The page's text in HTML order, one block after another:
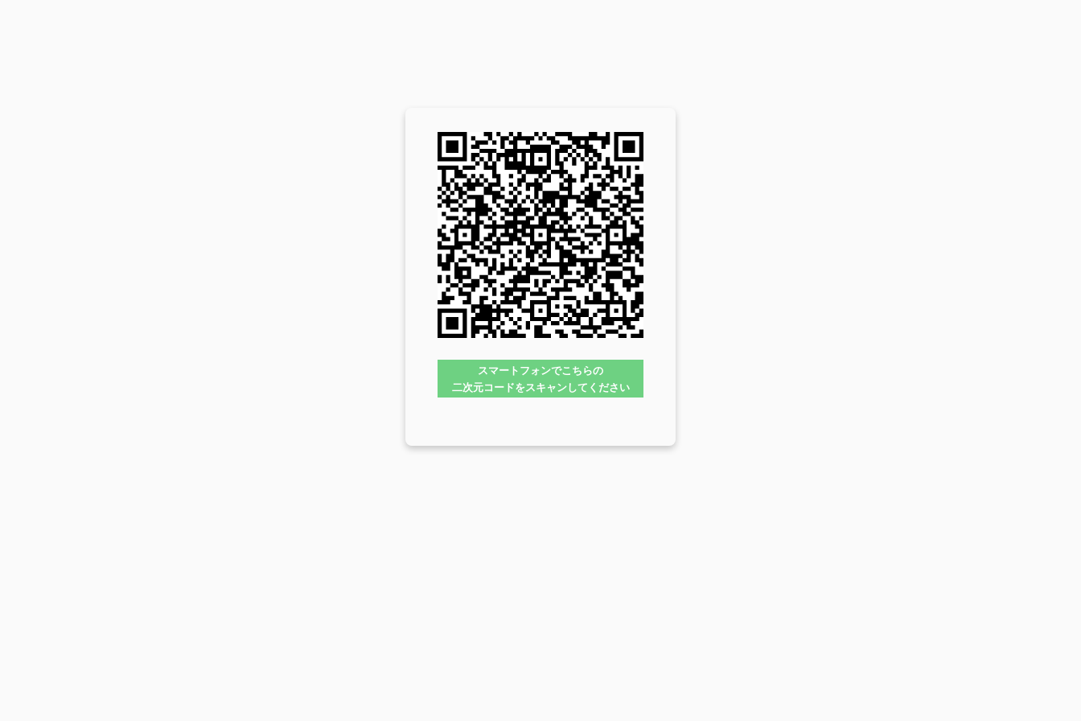
スマートフォンでこちらの
二次元コードをスキャンしてください